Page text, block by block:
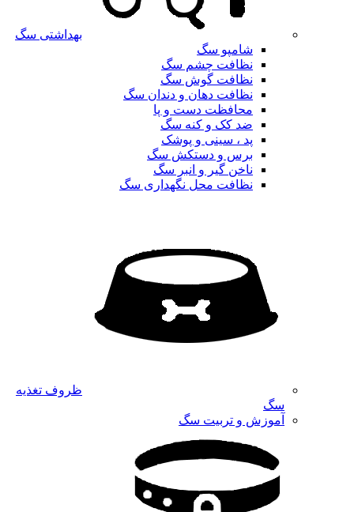
بهداشتی سگ
شامپو سگ
نظافت چشم سگ
نظافت گوش سگ
نظافت دهان و دندان سگ
محافظت دست و پا
ضد کک و کنه سگ
پد ، سینی و پوشک
برس و دستکش سگ
ناخن گیر و انبر سگ
نظافت محل نگهداری سگ
ظروف تغذیه
سگ
آموزش و تربیت سگ